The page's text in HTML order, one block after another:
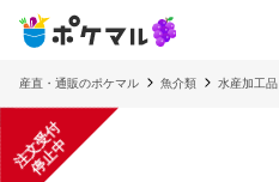
産直・通販のポケマル 魚介類 水産加工品
注
文
受
付
停
止
中